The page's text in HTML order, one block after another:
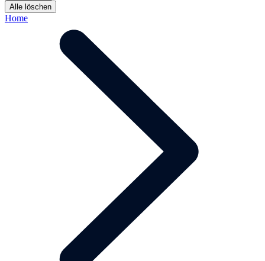
Alle löschen
Home